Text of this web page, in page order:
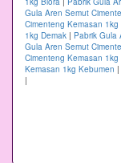
Gula Aren Semut
Cimenteng Kemasan 1kg
1kg Demak | Pabrik Gula
Gula Aren Semut
Cimenteng Kemasan
Kemasan 1kg Kebumen |
|